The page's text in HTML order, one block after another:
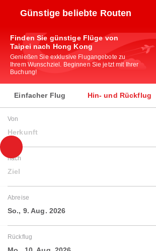
Günstige beliebte Routen
Finden Sie günstige Flüge von
Taipei nach Hong Kong
Genießen Sie exklusive Flugangebote zu
Ihrem Wunschziel. Beginnen Sie jetzt mit Ihrer
Buchung!
Einfacher Flug Hin- und Rückflug
Von
Herkunft
nach
Ziel
Abreise
So., 9. Aug. 2026
Rückflug